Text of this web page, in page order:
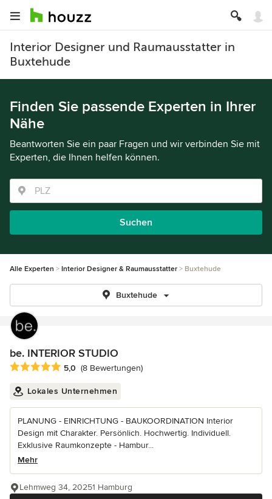
Interior Designer und Raumausstatter in
Buxtehude
Finden Sie passende Experten in Ihrer
Nähe
Beantworten Sie ein paar Fragen und wir verbinden Sie mit
Experten, die Ihnen helfen können.
Suchen
Alle Experten Interior Designer & Raumausstatter Buxtehude
Buxtehude
be. INTERIOR STUDIO
Durchschnittliche Bewertung: 5 von 5 Sternen
5,0 (8 Bewertungen)
Lokales Unternehmen
PLANUNG - EINRICHTUNG - BAUKOORDINATION Interior
Design mit Charakter. Persönlich. Hochwertig. Individuell.
Exklusive Raumkonzepte - Hambur...
Mehr
Lehmweg 34, 20251 Hamburg